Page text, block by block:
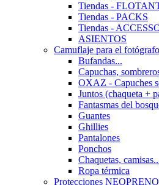
Tiendas -
Tiendas - PACKS
Tiendas -
ASIENTOS
Camuflaje para el fotógrafo
Bufandas...
Capuchas,
OXAZ - Capuches
Juntos (chaqueta +
Fantasmas del
Guantes
Ghillies
Pantalones
Ponchos
Chaquetas,
Ropa térmica
Protecciones NEOPRENO